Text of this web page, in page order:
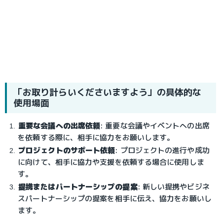
「お取り計らいくださいますよう」の具体的な
使用場面
重要な会議への出席依頼: 重要な会議やイベントへの出席
を依頼する際に、相手に協力をお願いします。
プロジェクトのサポート依頼: プロジェクトの進行や成功
に向けて、相手に協力や支援を依頼する場合に使用しま
す。
提携またはパートナーシップの提案: 新しい提携やビジネ
スパートナーシップの提案を相手に伝え、協力をお願いし
ます。